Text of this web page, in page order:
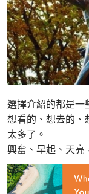
選擇介紹的都是一
想看的、想去的
太多了。
興奮、早起、天亮